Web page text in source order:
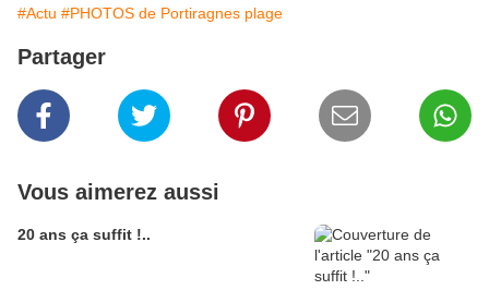
#Actu #PHOTOS de Portiragnes plage
Partager
Vous aimerez aussi
20 ans ça suffit !..